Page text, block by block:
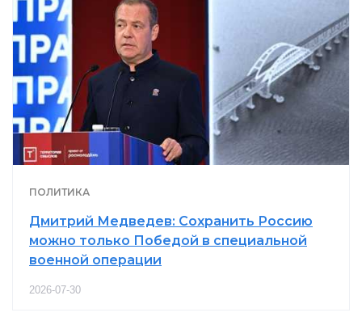
ПОЛИТИКА
Дмитрий Медведев: Сохранить Россию
можно только Победой в специальной
военной операции
2026-07-30